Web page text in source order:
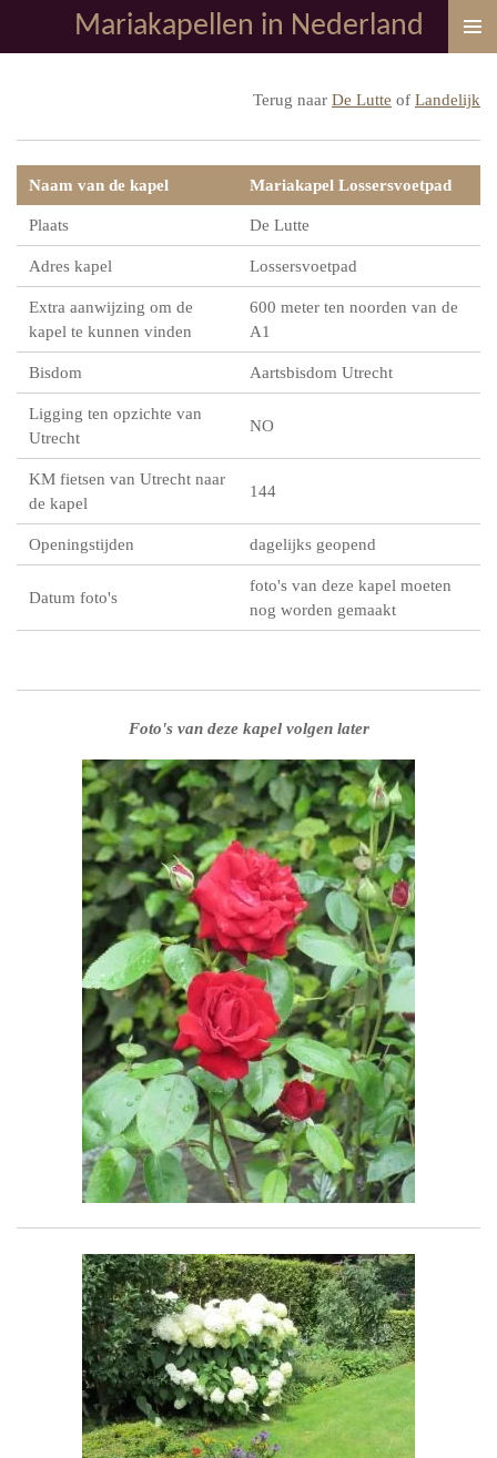
direct
Mariakapellen in Nederland
Terug naar De Lutte of Landelijk
Naam van de kapel Mariakapel Lossersvoetpad
Plaats De Lutte
Adres kapel Lossersvoetpad
Extra aanwijzing om de
kapel te kunnen vinden
600 meter ten noorden van de
A1
Bisdom Aartsbisdom Utrecht
Ligging ten opzichte van
Utrecht
NO
KM fietsen van Utrecht naar
de kapel
144
Openingstijden dagelijks geopend
Datum foto's
foto's van deze kapel moeten
nog worden gemaakt
Foto's van deze kapel volgen later